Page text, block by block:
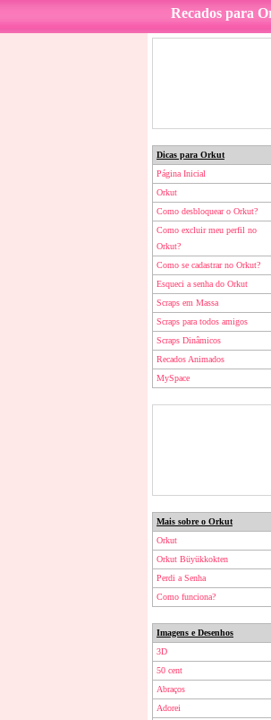
Recados para
Dicas para Orkut
Página Inicial
Orkut
Como desbloquear o Orkut?
Como excluir meu perfil no
Orkut?
Como se cadastrar no Orkut?
Esqueci a senha do Orkut
Scraps em Massa
Scraps para todos amigos
Scraps Dinâmicos
Recados Animados
MySpace
Mais sobre o Orkut
Orkut
Orkut Büyükkokten
Perdi a Senha
Como funciona?
Imagens e Desenhos
3D
50 cent
Abraços
Adorei